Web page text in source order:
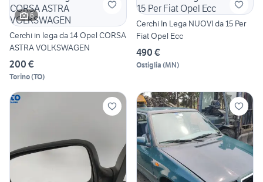
6
Cerchi in lega da 14 Opel CORSA
ASTRA VOLKSWAGEN
200 €
Torino(TO)
Cerchi In Lega NUOVI da 15 Per
Fiat Opel Ecc
490 €
Ostiglia (MN)